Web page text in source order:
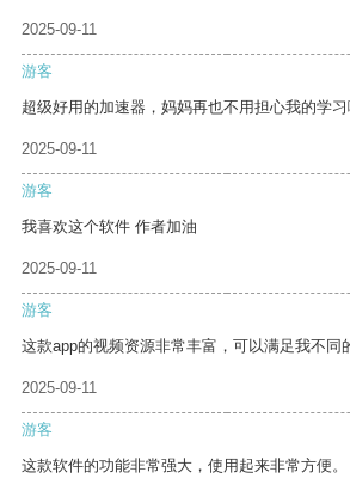
2025-09-11
游客
超级好用的加速器，妈妈再也不用担心我的学习
2025-09-11
游客
我喜欢这个软件 作者加油
2025-09-11
游客
这款app的视频资源非常丰富，可以满足我不同
2025-09-11
游客
这款软件的功能非常强大，使用起来非常方便。